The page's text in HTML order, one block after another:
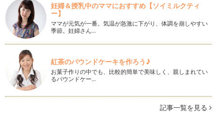
美文字への近道！3ステップで今すぐ品格のあるひらがなに！
前回の記事『脱・ぎこちない字！上級感を出せるたった2つの
コツ』の中でも少し触れたひらがな。…
脱・ぎこちない字！上級感を出せるたった2つのコツ
字を書くのに、リズム…？と思う方もいるかもしれませんね。
…
筆ペンを使いこなしてワンランク上の美文字を目指す！～後編
～
前回の記事では、筆ペンの正しい持ち方、オススメの筆ペン、
妊婦＆授乳中のママにおすすめ【ソイミルクティ
ー】
ママが元気が一番。気温が急激に下がり、体調を崩しやすい
季節。妊婦さん…
紅茶のパウンドケーキを作ろう♪
お菓子作りの中でも、比較的簡単で美味しく、親しまれてい
るパウンドケー…
記事一覧を見る